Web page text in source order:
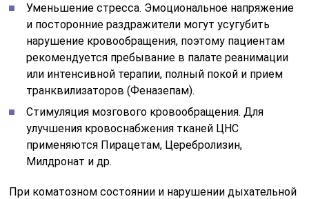
Уменьшение стресса. Эмоциональное напряжение
и посторонние раздражители могут усугубить
нарушение кровообращения, поэтому пациентам
рекомендуется пребывание в палате реанимации
или интенсивной терапии, полный покой и прием
транквилизаторов (Феназепам).
Стимуляция мозгового кровообращения. Для
улучшения кровоснабжения тканей ЦНС
применяются Пирацетам, Церебролизин,
Милдронат и др.
При коматозном состоянии и нарушении дыхательной